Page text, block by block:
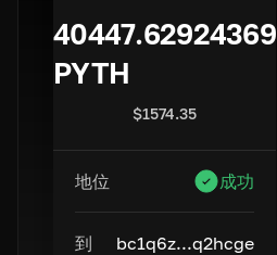
40447.62924369
PYTH
$1574.35
地位 成功
到 bc1q6z...q2hcge